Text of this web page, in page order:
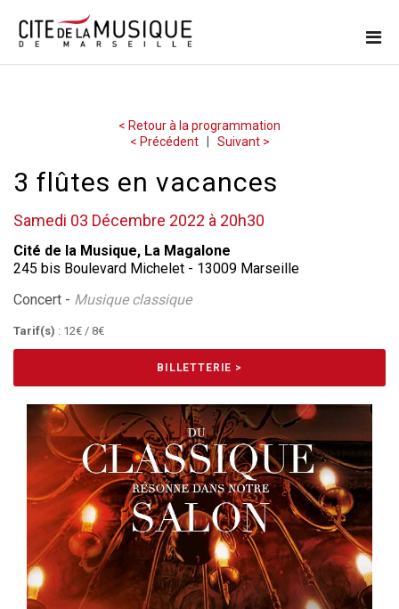
< Retour à la programmation
< Précédent| Suivant >
3 flûtes en vacances
Samedi 03 Décembre 2022 à 20h30
Cité de la Musique, La Magalone
245 bis Boulevard Michelet - 13009 Marseille
Concert - Musique classique
Tarif(s) : 12€ / 8€
BILLETTERIE >